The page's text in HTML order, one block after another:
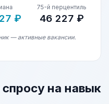
₽
75-й перцентиль
46 227 ₽
— активные вакансии.
на навык